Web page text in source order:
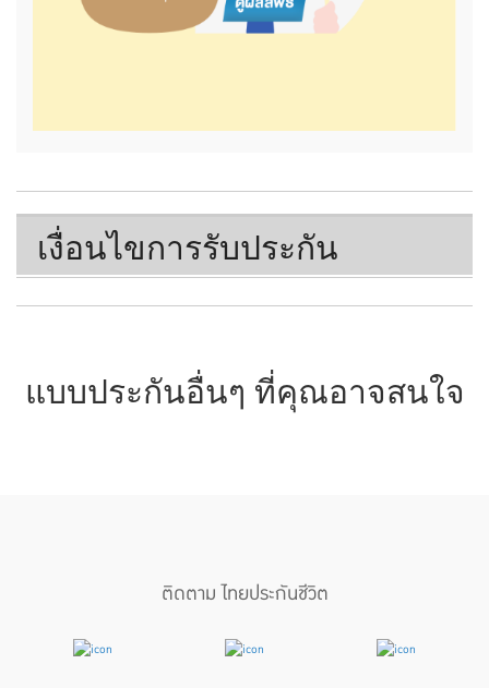
เงื่อนไขการรับประกัน
แบบประกันอื่นๆ ที่คุณอาจสนใจ
ติดตาม ไทยประกันชีวิต